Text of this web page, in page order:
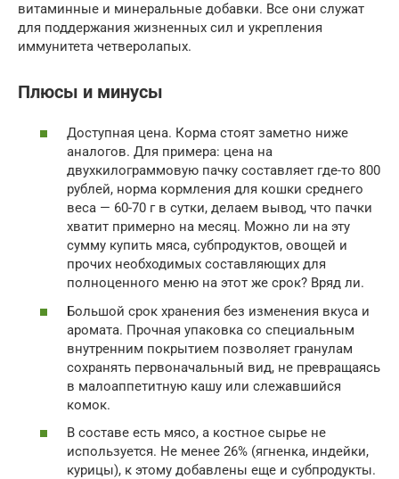
витаминные и минеральные добавки. Все они служат
для поддержания жизненных сил и укрепления
иммунитета четверолапых.
Плюсы и минусы
Доступная цена. Корма стоят заметно ниже
аналогов. Для примера: цена на
двухкилограммовую пачку составляет где-то 800
рублей, норма кормления для кошки среднего
веса — 60-70 г в сутки, делаем вывод, что пачки
хватит примерно на месяц. Можно ли на эту
сумму купить мяса, субпродуктов, овощей и
прочих необходимых составляющих для
полноценного меню на этот же срок? Вряд ли.
Большой срок хранения без изменения вкуса и
аромата. Прочная упаковка со специальным
внутренним покрытием позволяет гранулам
сохранять первоначальный вид, не превращаясь
в малоаппетитную кашу или слежавшийся
комок.
В составе есть мясо, а костное сырье не
используется. Не менее 26% (ягненка, индейки,
курицы), к этому добавлены еще и субпродукты.